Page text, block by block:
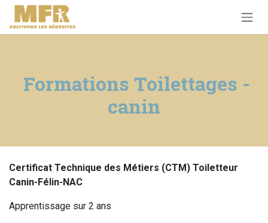
Se rendre au contenu
Formations Toilettages -
canin
Certificat Technique des Métiers (CTM) Toiletteur
Canin-Félin-NAC
Apprentissage sur 2 ans